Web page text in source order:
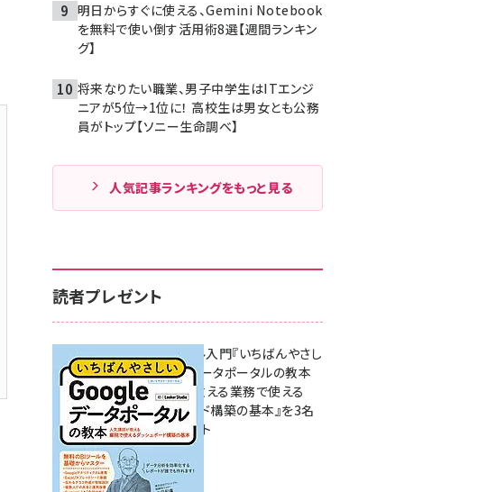
明日からすぐに使える、Gemini Notebook
を無料で使い倒す活用術8選【週間ランキン
グ】
将来なりたい職業、男子中学生はITエンジ
ニアが5位→1位に！ 高校生は男女とも公務
員がトップ【ソニー生命調べ】
人気記事ランキングをもっと見る
読者プレゼント
無料BIツール入門『いちばんやさし
いGoogleデータポータルの教本
人気講師が教える業務で使える
ダッシュボード構築の基本』を3名
様にプレゼント
7月31日 10:00